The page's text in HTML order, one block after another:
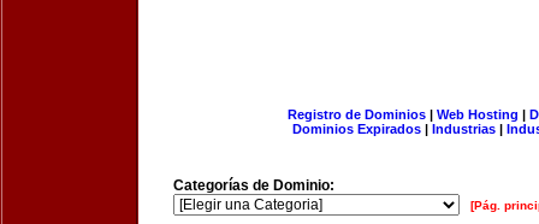
Registro de Dominios| Web Hosting |
Dominios Expirados | Industrias |
Categorías de Dominio:
[Pág.